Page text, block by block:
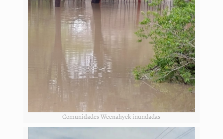
Comunidades Weenahyek inundadas